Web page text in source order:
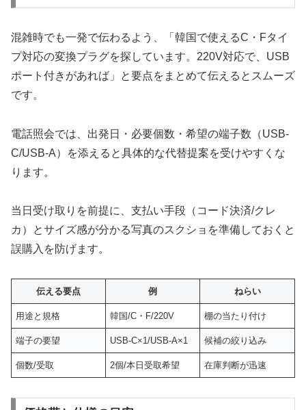
混雑時でも一発で伝わるよう、「韓国で使えるC・Fタイ
プ対応の変換プラグを探しています。220V対応で、USB
ポート付きがあれば」と要点をまとめて伝えるとスムーズ
です。
電話照会では、出発日・必要個数・希望の端子数（USB‐
C/USB‐A）を添えると具体的な代替提案を受けやすくな
ります。
当日受け取りを前提に、支払い手段（コード決済/クレ
カ）とサイズ感が分かる写真のスクショを準備しておくと
誤購入を防げます。
伝える要点 例 ねらい
用途と規格 韓国/C・F/220V 棚の当たり付け
端子の要望 USB‐C×1/USB‐A×1 候補の絞り込み
個数/受取 2個/本日受取希望 在庫判断が迅速